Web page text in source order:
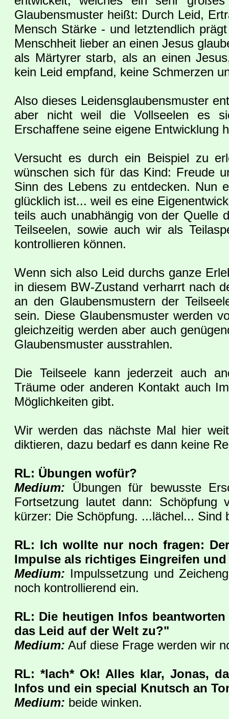
Glaubensmuster heißt: Durch Leid,
Mensch Stärke - und letztendlich
Menschheit lieber an einen Jesus
als Märtyrer starb, als an einen
kein Leid empfand, keine Schmerzen
Also dieses Leidensglaubensmuster
aber nicht weil die Vollseelen es
Erschaffene seine eigene Entwicklung
Versucht es durch ein Beispiel zu
wünschen sich für das Kind: Freude
Sinn des Lebens zu entdecken. Nun
glücklich ist... weil es eine
teils auch unabhängig von der Quelle
Teilseelen, sowie auch wir als
kontrollieren können.
Wenn sich also Leid durchs ganze
in diesem BW-Zustand verharrt nach
an den Glaubensmustern der
sein. Diese Glaubensmuster werden
gleichzeitig werden aber auch
Glaubensmuster ausstrahlen.
Die Teilseele kann jederzeit auch
Träume oder anderen Kontakt auch
Möglichkeiten gibt.
Wir werden das nächste Mal hier
diktieren, dazu bedarf es dann keine
RL: Übungen wofür?
Medium: Übungen für bewusste
Fortsetzung lautet dann:
kürzer: Die Schöpfung. ...lächel... Sind
RL: Ich wollte nur noch fragen:
Impulse als richtiges Eingreifen
Medium: Impulssetzung und
noch kontrollierend ein.
RL: Die heutigen Infos
das Leid auf der Welt zu?"
Medium: Auf diese Frage werden wir
RL: *lach* Ok! Alles klar, Jonas,
Infos und ein special Knutsch an
Medium: beide winken.